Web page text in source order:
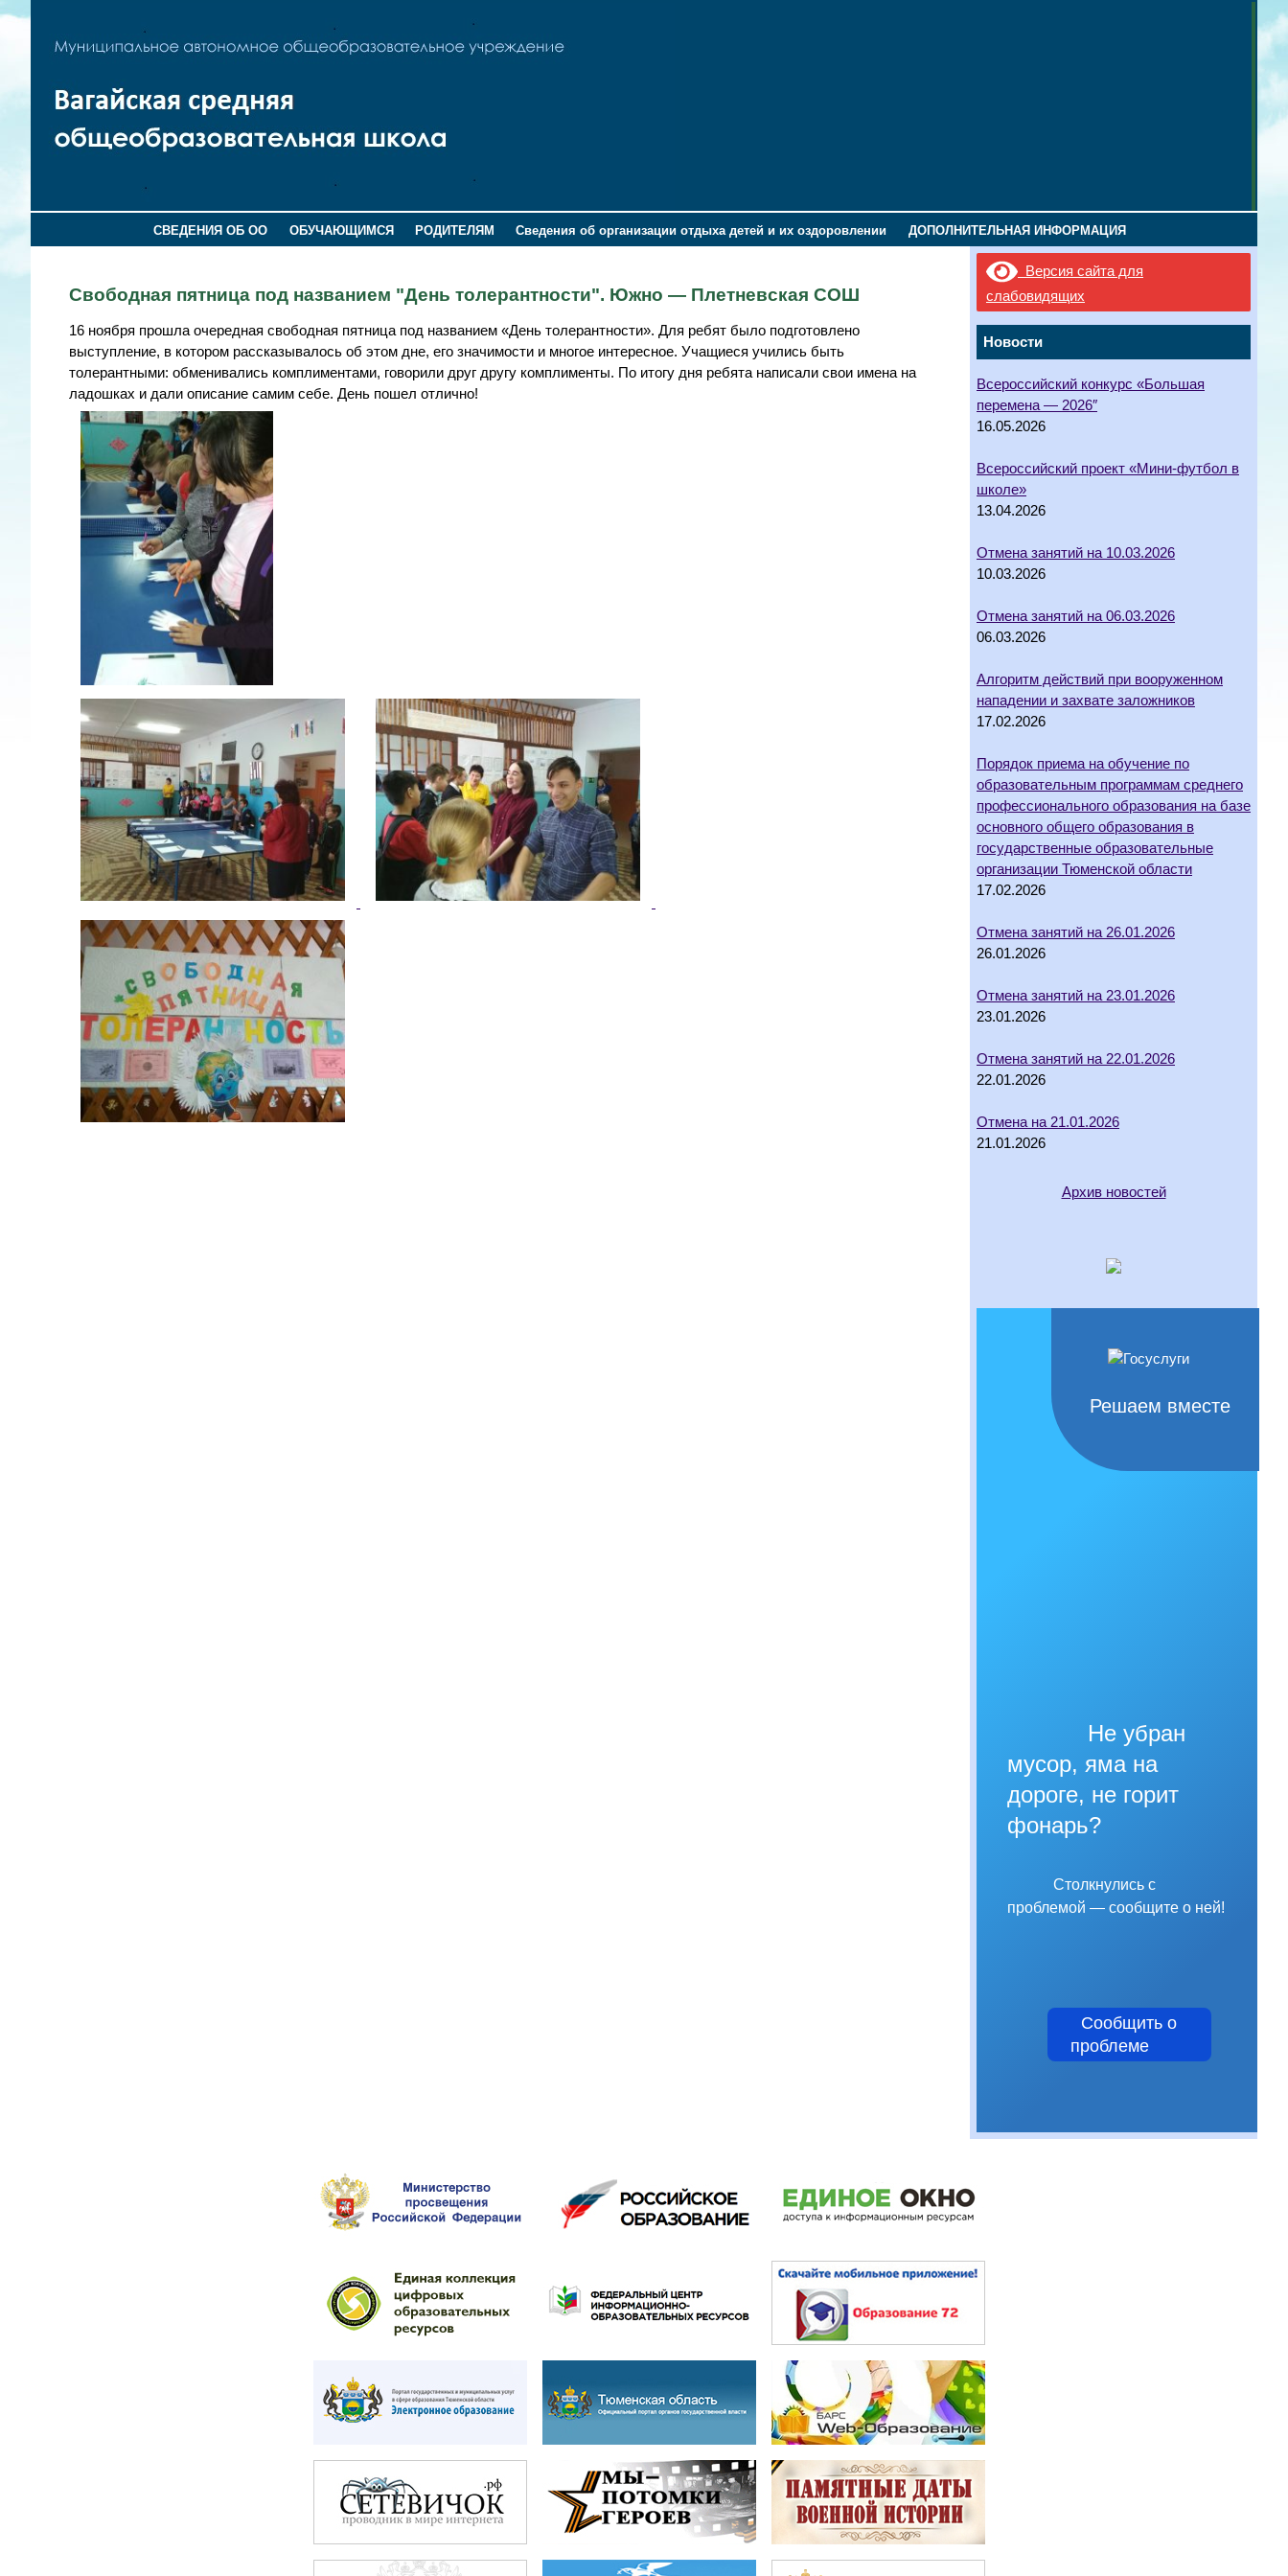
СВЕДЕНИЯ ОБ ОО ОБУЧАЮЩИМСЯ РОДИТЕЛЯМ Сведения об организации отдыха детей и их оздоровлении ДОПОЛНИТЕЛЬНАЯ ИНФОРМАЦИЯ
Версия сайта для
слабовидящих
Новости
Всероссийский конкурс «Большая
перемена — 2026″
16.05.2026
Всероссийский проект «Мини-футбол в
школе»
13.04.2026
Отмена занятий на 10.03.2026
10.03.2026
Отмена занятий на 06.03.2026
06.03.2026
Алгоритм действий при вооруженном
нападении и захвате заложников
17.02.2026
Порядок приема на обучение по
образовательным программам среднего
профессионального образования на базе
основного общего образования в
государственные образовательные
организации Тюменской области
17.02.2026
Отмена занятий на 26.01.2026
26.01.2026
Отмена занятий на 23.01.2026
23.01.2026
Отмена занятий на 22.01.2026
22.01.2026
Отмена на 21.01.2026
21.01.2026
Архив новостей
Решаем вместе
Не убран
мусор, яма на
дороге, не горит
фонарь?
Столкнулись с
проблемой — сообщите о ней!
Сообщить о
проблеме
Свободная пятница под названием "День толерантности". Южно — Плетневская СОШ
16 ноября прошла очередная свободная пятница под названием «День толерантности». Для ребят было подготовлено
выступление, в котором рассказывалось об этом дне, его значимости и многое интересное. Учащиеся учились быть
толерантными: обменивались комплиментами, говорили друг другу комплименты. По итогу дня ребята написали свои имена на
ладошках и дали описание самим себе. День пошел отлично!